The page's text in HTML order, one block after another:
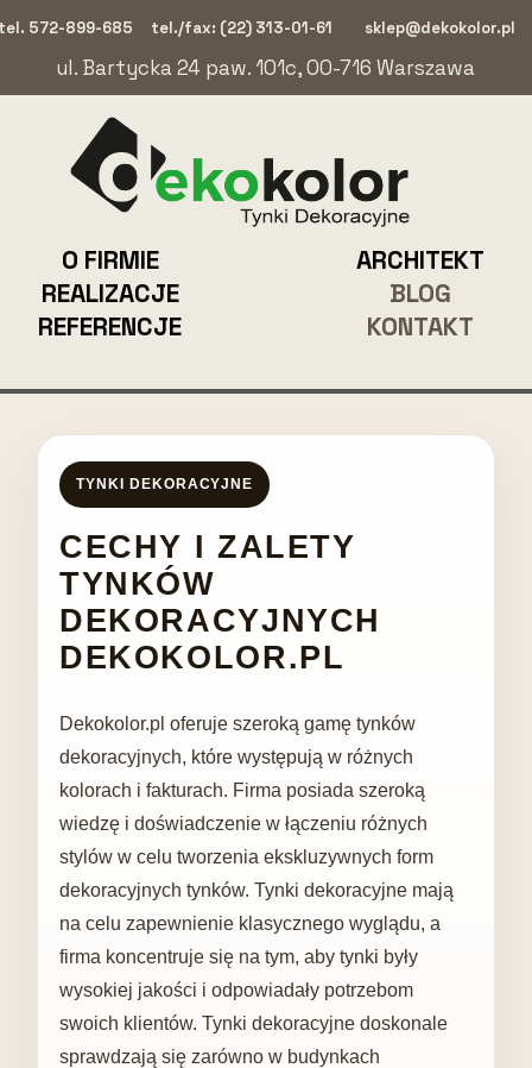
KONTAKT
BLOG
REALIZACJE
ARCHITEKT
REFERENCJE
O FIRMIE
ul. Bartycka 24 paw. 101c, 00-716 Warszawa
sklep@dekokolor.pl
tel./fax: (22) 313-01-61
572-899-685
TYNKI DEKORACYJNE
CECHY I ZALETY
TYNKÓW
DEKORACYJNYCH
DEKOKOLOR.PL
Dekokolor.pl oferuje szeroką gamę tynków
dekoracyjnych, które występują w różnych
kolorach i fakturach. Firma posiada szeroką
wiedzę i doświadczenie w łączeniu różnych
stylów w celu tworzenia ekskluzywnych form
dekoracyjnych tynków. Tynki dekoracyjne mają
na celu zapewnienie klasycznego wyglądu, a
firma koncentruje się na tym, aby tynki były
wysokiej jakości i odpowiadały potrzebom
swoich klientów. Tynki dekoracyjne doskonale
sprawdzają się zarówno w budynkach